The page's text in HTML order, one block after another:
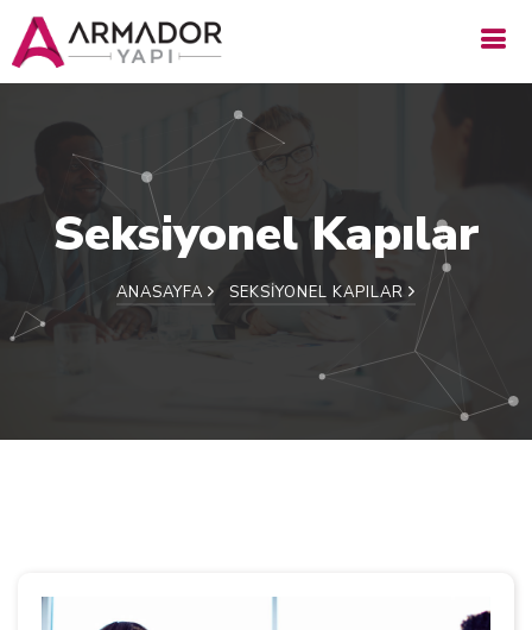
Seksiyonel Kapılar
ANASAYFA SEKSIYONEL KAPILAR